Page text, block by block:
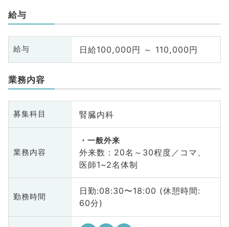
給与
給与 日給100,000円 ～ 110,000円
業務内容
募集科目 腎臓内科
業務内容
一般外来
外来数：20名～30程度／コマ、
医師1~2名体制
勤務時間
日勤:08:30〜18:00 (休憩時間:
60分)